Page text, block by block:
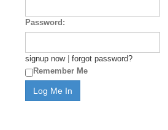
Password:
signup now| forgot password?
Remember Me